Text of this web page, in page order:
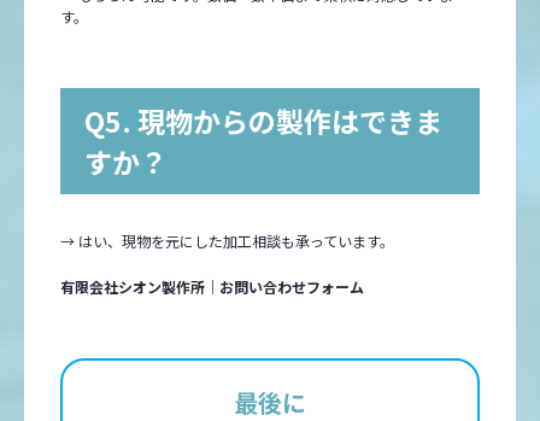
す。
Q5. 現物からの製作はできま
すか？
→ はい、現物を元にした加工相談も承っています。
有限会社シオン製作所｜お問い合わせフォーム
最後に